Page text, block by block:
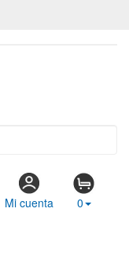
Mi cuenta 0